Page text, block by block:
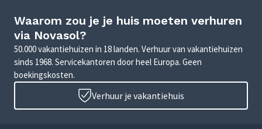
Waarom zou je je huis moeten verhuren
via Novasol?
50.000 vakantiehuizen in 18 landen. Verhuur van vakantiehuizen
sinds 1968. Servicekantoren door heel Europa. Geen
boekingskosten.
Verhuur je vakantiehuis